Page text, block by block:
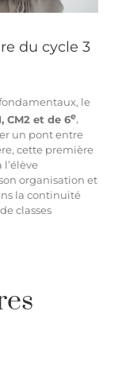
du cycle 3
, le
CM2 et de 6e,
un pont entre
cette première
organisation et
la continuité
classes